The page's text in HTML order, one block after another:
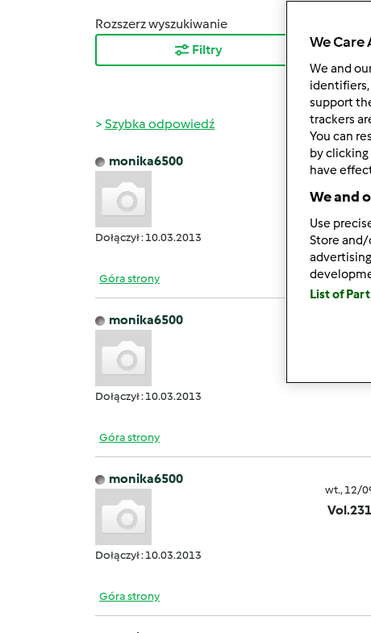
Rozszerz wyszukiwanie
Filtry
Szybka odpowiedź
monika6500
Dołączył : 10.03.2013
wt., 12/
Vol.229
Góra strony
monika6500
Dołączył : 10.03.2013
Góra strony
monika6500
Dołączył : 10.03.2013
wt., 12/
Vol.231
Góra strony
We Care
We and
support
trackers
You can
by
have
We and
Use
Store and/
List of